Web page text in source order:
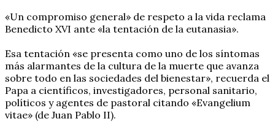
«Un compromiso general» de respeto a la vida reclama
Benedicto XVI ante «la tentación de la eutanasia».
Esa tentación «se presenta como uno de los síntomas
más alarmantes de la cultura de la muerte que avanza
sobre todo en las sociedades del bienestar», recuerda el
Papa a científicos, investigadores, personal sanitario,
políticos y agentes de pastoral citando «Evangelium
vitae» (de Juan Pablo II).